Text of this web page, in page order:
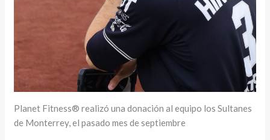
Planet Fitness® realizó una donación al equipo los Sultanes
de Monterrey, el pasado mes de septiembre